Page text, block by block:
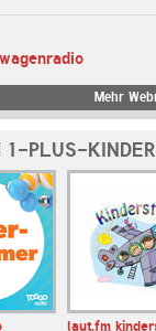
Mehr
PLUS-
laut.fm